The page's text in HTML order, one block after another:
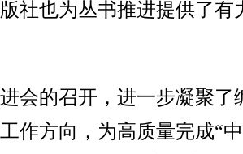
社也为丛书推进提供了有
的召开，进一步凝聚了
作方向，为高质量完成“